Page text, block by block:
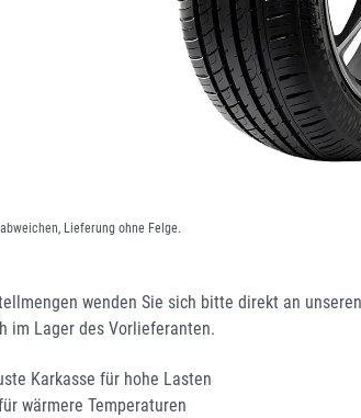
Lieferung ohne Felge.
wenden Sie sich bitte direkt an
im Lager des Vorlieferanten.
Karkasse für hohe Lasten
wärmere Temperaturen